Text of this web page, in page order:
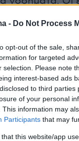
- Do Not Process
opt-out of the sale,
for targeted
selection. Please note
interest-based ads
to third
of your personal
This information may
Participants that may
that this website/app
που
χρόνια,
ότι στο
καθηγητής
κλινικές
έως το
για